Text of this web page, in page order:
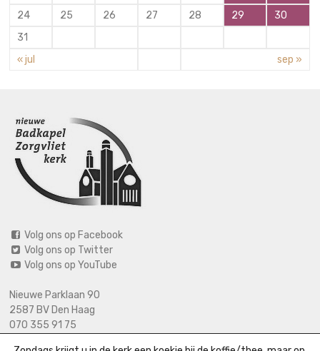
24
25 26 27 28 29
30
31
« jul
sep »
Volg ons op Facebook
Volg ons op Twitter
Volg ons op YouTube
Nieuwe Parklaan 90
2587 BV Den Haag
070 355 91 75
06 2125 2720 (bij calamiteiten)